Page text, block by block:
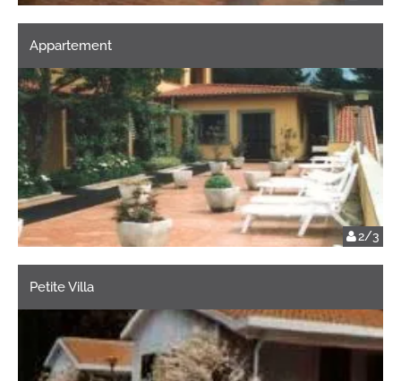
2/3
Appartement
Petite Villa